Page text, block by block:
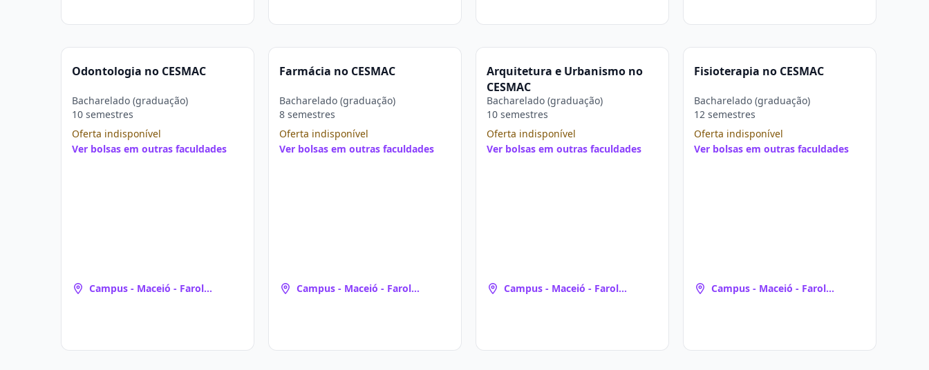
Odontologia no CESMAC
Bacharelado (graduação)
10 semestres
Oferta indisponível
Ver bolsas em outras faculdades
Campus - Maceió - Farol
Farmácia no CESMAC
Bacharelado (graduação)
8 semestres
Oferta indisponível
Ver bolsas em outras faculdades
Campus - Maceió - Farol
Arquitetura e Urbanismo no
CESMAC
Bacharelado (graduação)
10 semestres
Oferta indisponível
Ver bolsas em outras faculdades
Campus - Maceió - Farol
Fisioterapia no CESMAC
Bacharelado (graduação)
12 semestres
Oferta indisponível
Ver bolsas em outras faculdades
Campus - Maceió - Farol